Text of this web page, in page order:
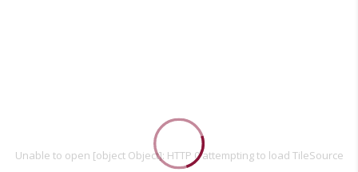
Unable to open [object Object]: HTTP 0 attempting to load TileSource